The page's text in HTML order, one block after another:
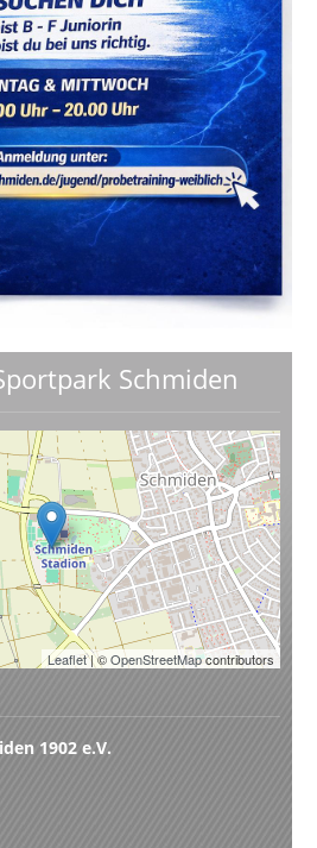
Schmiden
Leaflet| ©OpenStreetMapcontributors
1902 e.V.